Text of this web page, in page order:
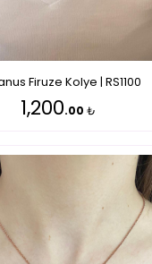
Firuze Kolye | RS1100
1,200.00 ₺